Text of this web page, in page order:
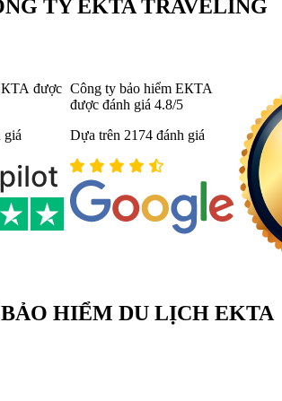
TY EKTA TRAVELING
được
giá
Công ty bảo hiểm ЕКТА
được đánh giá 4.8/5
Dựa trên 2174 đánh giá
HIỂM DU LỊCH EKTA